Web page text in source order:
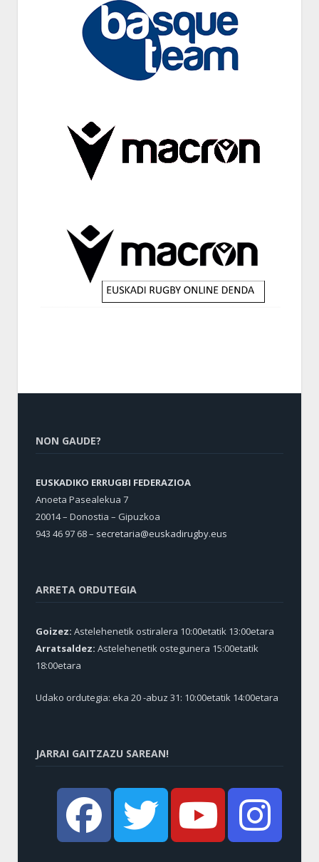
NON GAUDE?
EUSKADIKO ERRUGBI FEDERAZIOA
Anoeta Pasealekua 7
20014 – Donostia – Gipuzkoa
943 46 97 68 – secretaria@euskadirugby.eus
ARRETA ORDUTEGIA
Goizez: Astelehenetik ostiralera 10:00etatik 13:00etara
Arratsaldez: Astelehenetik ostegunera 15:00etatik
18:00etara
Udako ordutegia: eka 20 -abuz 31: 10:00etatik 14:00etara
JARRAI GAITZAZU SAREAN!